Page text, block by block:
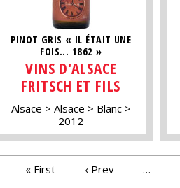
PINOT GRIS « IL ÉTAIT UNE
FOIS... 1862 »
VINS D'ALSACE
FRITSCH ET FILS
Alsace Alsace
Blanc
2012
PAGES« First ‹ Prev …